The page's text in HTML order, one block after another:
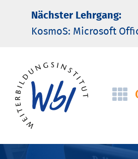
Nächster Lehrgang:
KosmoS: Microsoft